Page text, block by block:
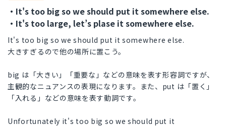
・It's too big so we should put it somewhere else.
・It's too large, let’s plase it somewhere else.
It's too big so we should put it somewhere else.
大きすぎるので他の場所に置こう。
big は「大きい」「重要な」などの意味を表す形容詞ですが、
主観的なニュアンスの表現になります。また、put は「置く」
「入れる」などの意味を表す動詞です。
Unfortunately it's too big so we should put it